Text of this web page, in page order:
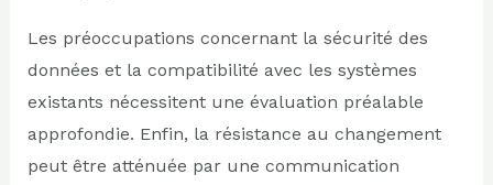
Les préoccupations concernant la sécurité des
données et la compatibilité avec les systèmes
existants nécessitent une évaluation préalable
approfondie. Enfin, la résistance au changement
peut être atténuée par une communication